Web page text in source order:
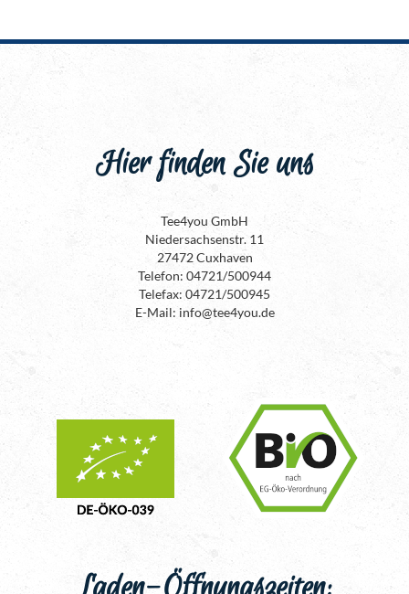
Hier finden Sie uns
Tee4you GmbH
Niedersachsenstr. 11
27472 Cuxhaven
Telefon: 04721/500944
Telefax: 04721/500945
E-Mail: info@tee4you.de